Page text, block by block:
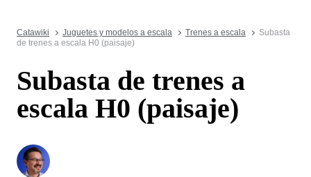
Catawiki Juguetes y modelos a escala Trenes a escala
Subasta
de trenes a escala H0 (paisaje)
Subasta de trenes a
escala H0 (paisaje)